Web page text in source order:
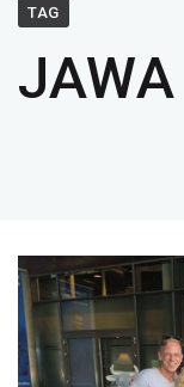
TAG